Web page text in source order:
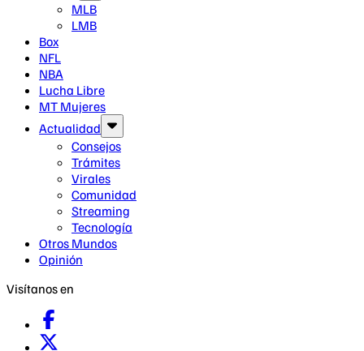
MLB
LMB
Box
NFL
NBA
Lucha Libre
MT Mujeres
Actualidad
Consejos
Trámites
Virales
Comunidad
Streaming
Tecnología
Otros Mundos
Opinión
Visítanos en